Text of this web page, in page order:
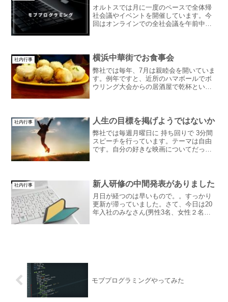
オルトスでは月に一度のペースで全体帰
社会議やイベントを開催しています。今
回はオンラインでの全社会議を午前中の
ブプログラミングとは一人...
社内行事 横浜中華街でお食事会
弊社では毎年、7月は親睦会を開いていま
す。例年ですと、近所のハマボールでボ
ウリング大会からの居酒屋で乾杯という
ね！！語彙力がないので...
社内行事 人生の目標を掲げようではないか
弊社では毎週月曜日に 持ち回りで 3分間
スピーチを行っています。テーマは自由
です。自分の好きな映画についてだった
テーマは「人生の目...
社内行事 新人研修の中間発表がありました
月日が経つのは早いもので。。すっかり
更新が滞っていました。さて、今日は20
年入社のみなさん(男性3名、女性２名の5
モブプログラミングやってみた